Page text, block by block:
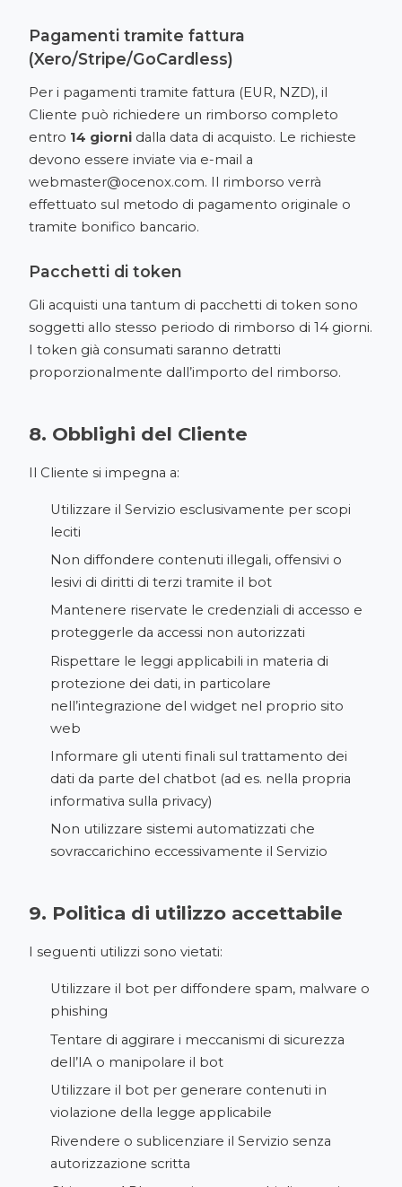
Pagamenti tramite fattura
(Xero/Stripe/GoCardless)
Per i pagamenti tramite fattura (EUR, NZD), il
Cliente può richiedere un rimborso completo
entro 14 giorni dalla data di acquisto. Le richieste
devono essere inviate via e-mail a
webmaster@ocenox.com. Il rimborso verrà
effettuato sul metodo di pagamento originale o
tramite bonifico bancario.
Pacchetti di token
Gli acquisti una tantum di pacchetti di token sono
soggetti allo stesso periodo di rimborso di 14 giorni.
I token già consumati saranno detratti
proporzionalmente dall’importo del rimborso.
8. Obblighi del Cliente
Il Cliente si impegna a:
Utilizzare il Servizio esclusivamente per scopi
leciti
Non diffondere contenuti illegali, offensivi o
lesivi di diritti di terzi tramite il bot
Mantenere riservate le credenziali di accesso e
proteggerle da accessi non autorizzati
Rispettare le leggi applicabili in materia di
protezione dei dati, in particolare
nell’integrazione del widget nel proprio sito
web
Informare gli utenti finali sul trattamento dei
dati da parte del chatbot (ad es. nella propria
informativa sulla privacy)
Non utilizzare sistemi automatizzati che
sovraccarichino eccessivamente il Servizio
9. Politica di utilizzo accettabile
I seguenti utilizzi sono vietati:
Utilizzare il bot per diffondere spam, malware o
phishing
Tentare di aggirare i meccanismi di sicurezza
dell’IA o manipolare il bot
Utilizzare il bot per generare contenuti in
violazione della legge applicabile
Rivendere o sublicenziare il Servizio senza
autorizzazione scritta